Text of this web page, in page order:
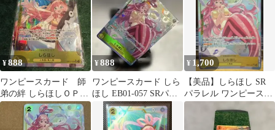
¥888
ワンピースカード 師
弟の絆 しらほしＯＰ１
２ー１０２ ＳＲパラレ
¥888
ワンピースカード しら
ほし EB01-057 SRパラ
レル
¥ 1,700
【美品】しらほし SR
パラレル ワンピースカ
ード